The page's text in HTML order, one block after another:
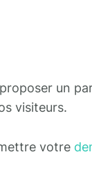
un
visiteurs.
votre